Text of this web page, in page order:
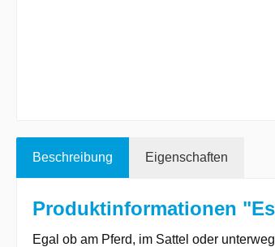
Beschreibung Eigenschaften
Produktinformationen
Egal ob am Pferd, im Sattel oder